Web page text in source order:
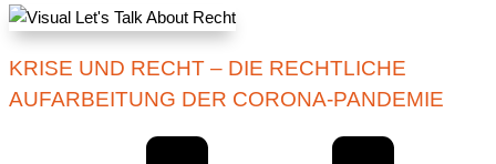
KRISE UND RECHT – DIE RECHTLICHE
AUFARBEITUNG DER CORONA-PANDEMIE